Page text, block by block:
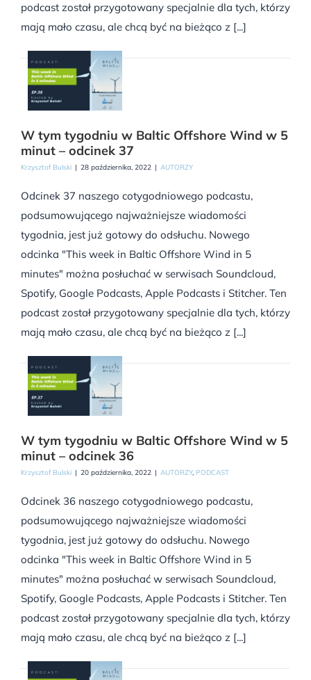
podcast został przygotowany specjalnie dla tych, którzy
mają mało czasu, ale chcą być na bieżąco z [...]
W tym tygodniu w Baltic Offshore Wind w 5
minut – odcinek 37
Krzysztof Bulski | 28 października, 2022 | AUTORZY
Odcinek 37 naszego cotygodniowego podcastu,
podsumowującego najważniejsze wiadomości
tygodnia, jest już gotowy do odsłuchu. Nowego
odcinka "This week in Baltic Offshore Wind in 5
minutes" można posłuchać w serwisach Soundcloud,
Spotify, Google Podcasts, Apple Podcasts i Stitcher. Ten
podcast został przygotowany specjalnie dla tych, którzy
mają mało czasu, ale chcą być na bieżąco z [...]
W tym tygodniu w Baltic Offshore Wind w 5
minut – odcinek 36
Krzysztof Bulski | 20 października, 2022 | AUTORZY, PODCAST
Odcinek 36 naszego cotygodniowego podcastu,
podsumowującego najważniejsze wiadomości
tygodnia, jest już gotowy do odsłuchu. Nowego
odcinka "This week in Baltic Offshore Wind in 5
minutes" można posłuchać w serwisach Soundcloud,
Spotify, Google Podcasts, Apple Podcasts i Stitcher. Ten
podcast został przygotowany specjalnie dla tych, którzy
mają mało czasu, ale chcą być na bieżąco z [...]